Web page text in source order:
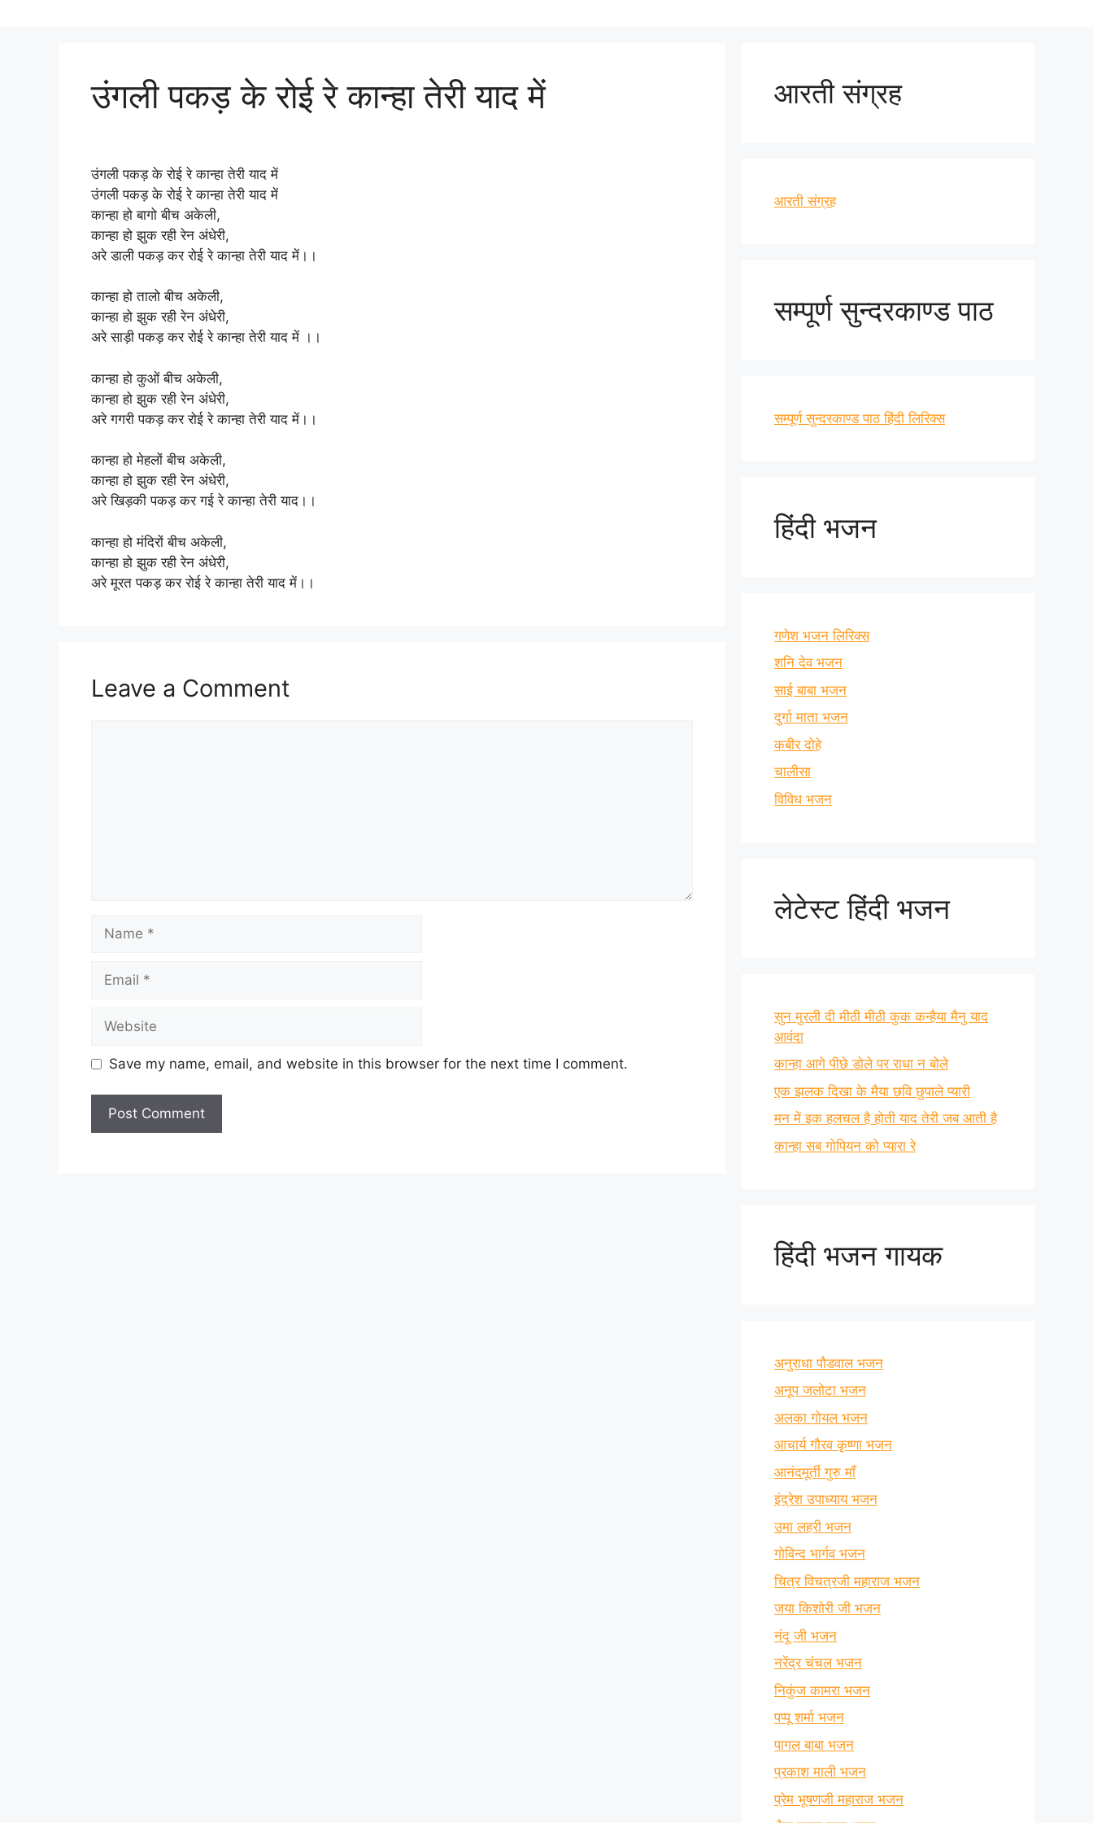
उंगली पकड़ के रोई रे कान्हा तेरी याद में
उंगली पकड़ के रोई रे कान्हा तेरी याद में
उंगली पकड़ के रोई रे कान्हा तेरी याद में
कान्हा हो बागो बीच अकेली,
कान्हा हो झुक रही रेन अंधेरी,
अरे डाली पकड़ कर रोई रे कान्हा तेरी याद में।।
कान्हा हो तालो बीच अकेली,
कान्हा हो झुक रही रेन अंधेरी,
अरे साड़ी पकड़ कर रोई रे कान्हा तेरी याद में ।।
कान्हा हो कुओं बीच अकेली,
कान्हा हो झुक रही रेन अंधेरी,
अरे गगरी पकड़ कर रोई रे कान्हा तेरी याद में।।
कान्हा हो मेहलों बीच अकेली,
कान्हा हो झुक रही रेन अंधेरी,
अरे खिड़की पकड़ कर गई रे कान्हा तेरी याद।।
कान्हा हो मंदिरों बीच अकेली,
कान्हा हो झुक रही रेन अंधेरी,
अरे मूरत पकड़ कर रोई रे कान्हा तेरी याद में।।
Leave a Comment
Save my name, email, and website in this browser for the next time I comment.
आरती संग्रह
आरती संग्रह
सम्पूर्ण सुन्दरकाण्ड पाठ
सम्पूर्ण सुन्दरकाण्ड पाठ हिंदी लिरिक्स
हिंदी भजन
गणेश भजन लिरिक्स
शनि देव भजन
साई बाबा भजन
दुर्गा माता भजन
कबीर दोहे
चालीसा
विविध भजन
लेटेस्ट हिंदी भजन
सुन मुरली दी मीठी मीठी कुक कन्हैया मैनु याद
आवंदा
कान्हा आगे पीछे डोले पर राधा न बोले
एक झलक दिखा के मैया छवि छुपाले प्यारी
मन में इक हलचल है होती याद तेरी जब आती है
कान्हा सब गोपियन को प्यारा रे
हिंदी भजन गायक
अनुराधा पौडवाल भजन
अनूप जलोटा भजन
अलका गोयल भजन
आचार्य गौरव कृष्णा भजन
आनंदमूर्ती गुरु माँ
इंद्रेश उपाध्याय भजन
उमा लहरी भजन
गोविन्द भार्गव भजन
चित्र विचत्रजी महाराज भजन
जया किशोरी जी भजन
नंदू जी भजन
नरेंद्र चंचल भजन
निकुंज कामरा भजन
पप्पू शर्मा भजन
पागल बाबा भजन
प्रकाश माली भजन
प्रेम भूषणजी महाराज भजन